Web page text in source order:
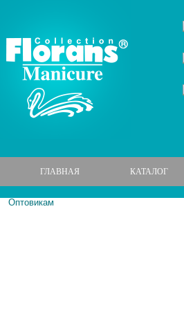
ГЛАВНАЯ КАТАЛОГ
Оптовикам